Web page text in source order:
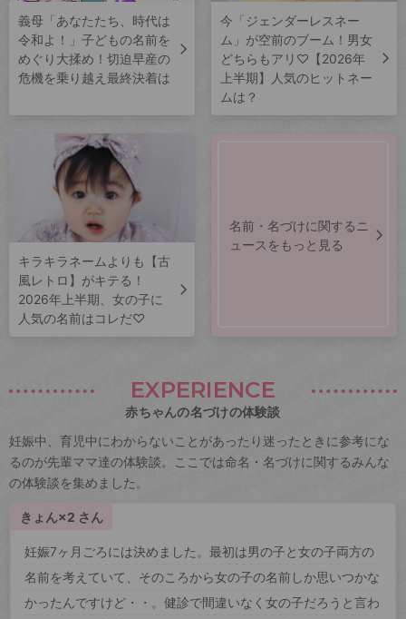
義母「あなたたち、時代は
令和よ！」子どもの名前を
めぐり大揉め！切迫早産の
危機を乗り越え最終決着は
今「ジェンダーレスネー
ム」が空前のブーム！男女
どちらもアリ♡【2026年
上半期】人気のヒットネー
ムは？
キラキラネームよりも【古
風レトロ】がキテる！
2026年上半期、女の子に
人気の名前はコレだ♡
名前・名づけに関するニ
ュースをもっと見る
EXPERIENCE
赤ちゃんの名づけの体験談
妊娠中、育児中にわからないことがあったり迷ったときに参考にな
るのが先輩ママ達の体験談。ここでは命名・名づけに関するみんな
の体験談を集めました。
きょん×2 さん
妊娠7ヶ月ごろには決めました。最初は男の子と女の子両方の
名前を考えていて、そのころから女の子の名前しか思いつかな
かったんですけど・・。健診で間違いなく女の子だろうと言わ